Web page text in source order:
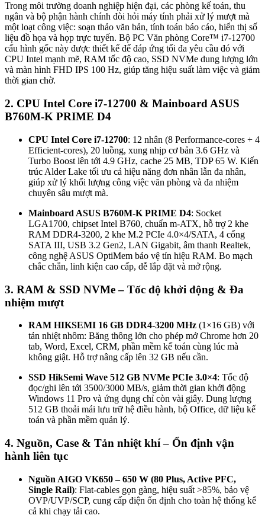
Trong môi trường doanh nghiệp hiện đại, các phòng kế toán, thu
ngân và bộ phận hành chính đòi hỏi máy tính phải xử lý mượt mà
một loạt công việc: soạn thảo văn bản, tính toán báo cáo, hiển thị số
liệu đồ họa và họp trực tuyến. Bộ PC Văn phòng Core™ i7-12700
cấu hình gốc này được thiết kế để đáp ứng tối đa yêu cầu đó với
CPU Intel mạnh mẽ, RAM tốc độ cao, SSD NVMe dung lượng lớn
và màn hình FHD IPS 100 Hz, giúp tăng hiệu suất làm việc và giảm
thời gian chờ.
2. CPU Intel Core i7-12700 & Mainboard ASUS
B760M-K PRIME D4
CPU Intel Core i7-12700: 12 nhân (8 Performance-cores + 4
Efficient-cores), 20 luồng, xung nhịp cơ bản 3.6 GHz và
Turbo Boost lên tới 4.9 GHz, cache 25 MB, TDP 65 W. Kiến
trúc Alder Lake tối ưu cả hiệu năng đơn nhân lẫn đa nhân,
giúp xử lý khối lượng công việc văn phòng và đa nhiệm
chuyên sâu mượt mà.
Mainboard ASUS B760M-K PRIME D4: Socket
LGA1700, chipset Intel B760, chuẩn m-ATX, hỗ trợ 2 khe
RAM DDR4-3200, 2 khe M.2 PCIe 4.0×4/SATA, 4 cổng
SATA III, USB 3.2 Gen2, LAN Gigabit, âm thanh Realtek,
công nghệ ASUS OptiMem bảo vệ tín hiệu RAM. Bo mạch
chắc chắn, linh kiện cao cấp, dễ lắp đặt và mở rộng.
3. RAM & SSD NVMe – Tốc độ khởi động & Đa
nhiệm mượt
RAM HIKSEMI 16 GB DDR4-3200 MHz (1×16 GB) với
tản nhiệt nhôm: Băng thông lớn cho phép mở Chrome hơn 20
tab, Word, Excel, CRM, phần mềm kế toán cùng lúc mà
không giật. Hỗ trợ nâng cấp lên 32 GB nếu cần.
SSD HikSemi Wave 512 GB NVMe PCIe 3.0×4: Tốc độ
đọc/ghi lên tới 3500/3000 MB/s, giảm thời gian khởi động
Windows 11 Pro và ứng dụng chỉ còn vài giây. Dung lượng
512 GB thoải mái lưu trữ hệ điều hành, bộ Office, dữ liệu kế
toán và phần mềm quản lý.
4. Nguồn, Case & Tản nhiệt khí – Ổn định vận
hành liên tục
Nguồn AIGO VK650 – 650 W (80 Plus, Active PFC,
Single Rail): Flat-cables gọn gàng, hiệu suất >85%, bảo vệ
OVP/UVP/SCP, cung cấp điện ổn định cho toàn hệ thống kể
cả khi chạy tải cao.